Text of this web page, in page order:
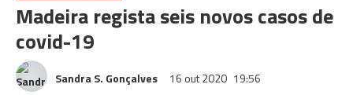
Madeira regista seis novos casos de
covid-19
Sandra S. Gonçalves 16 out 2020 19:56